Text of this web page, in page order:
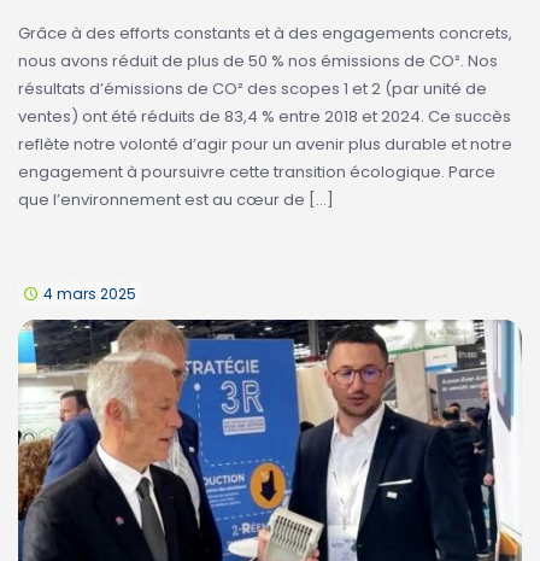
Grâce à des efforts constants et à des engagements concrets,
nous avons réduit de plus de 50 % nos émissions de CO². Nos
résultats d’émissions de CO² des scopes 1 et 2 (par unité de
ventes) ont été réduits de 83,4 % entre 2018 et 2024. Ce succès
reflète notre volonté d’agir pour un avenir plus durable et notre
engagement à poursuivre cette transition écologique. Parce
que l’environnement est au cœur de […]
4 mars 2025